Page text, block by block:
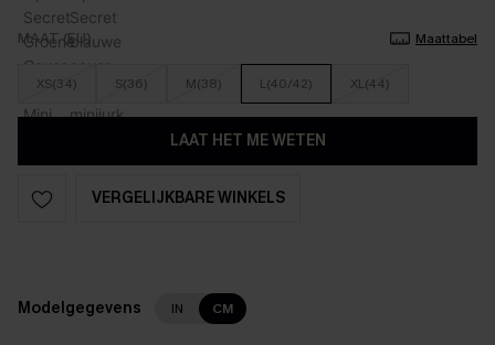
MAAT (EU) Maattabel
XS(34) S(36) M(38) L(40/42) XL(44)
LAAT HET ME WETEN
VERGELIJKBARE WINKELS
Modelgegevens IN CM